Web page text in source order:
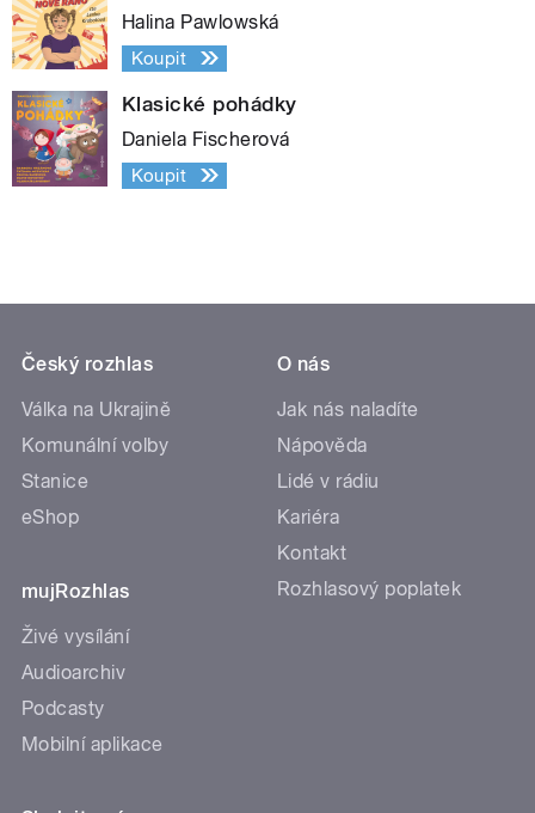
Halina Pawlowská
Koupit
Klasické pohádky
Daniela Fischerová
Koupit
Český rozhlas
Válka na Ukrajině
Komunální volby
Stanice
eShop
mujRozhlas
Živé vysílání
Audioarchiv
Podcasty
Mobilní aplikace
O nás
Jak nás naladíte
Nápověda
Lidé v rádiu
Kariéra
Kontakt
Rozhlasový poplatek